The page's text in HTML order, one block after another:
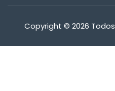
Copyright © 2026